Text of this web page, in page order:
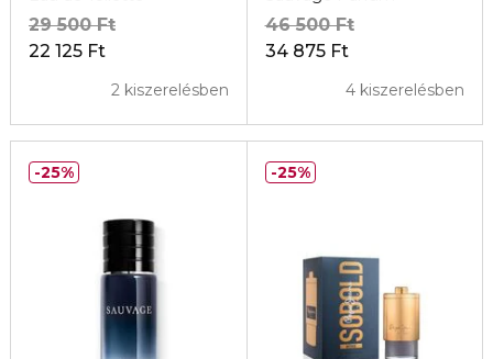
22 125 Ft
29 500 Ft
2 kiszerelésben
34 875 Ft
46 500 Ft
4 kiszerelésben
25% 25%